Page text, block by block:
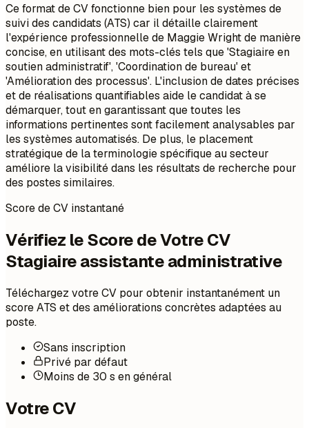
Ce format de CV fonctionne bien pour les systèmes de
suivi des candidats (ATS) car il détaille clairement
l'expérience professionnelle de Maggie Wright de manière
concise, en utilisant des mots-clés tels que 'Stagiaire en
soutien administratif', 'Coordination de bureau' et
'Amélioration des processus'. L'inclusion de dates précises
et de réalisations quantifiables aide le candidat à se
démarquer, tout en garantissant que toutes les
informations pertinentes sont facilement analysables par
les systèmes automatisés. De plus, le placement
stratégique de la terminologie spécifique au secteur
améliore la visibilité dans les résultats de recherche pour
des postes similaires.
Score de CV instantané
Vérifiez le Score de Votre CV
Stagiaire assistante administrative
Téléchargez votre CV pour obtenir instantanément un
score ATS et des améliorations concrètes adaptées au
poste.
Sans inscription
Privé par défaut
Moins de 30 s en général
Votre CV